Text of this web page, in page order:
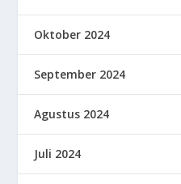
Oktober 2024
September 2024
Agustus 2024
Juli 2024